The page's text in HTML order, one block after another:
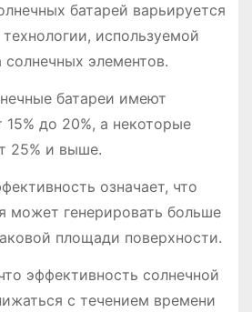
батарей варьируется
используемой
элементов.
батареи имеют
15% до 20%, а некоторые
25% и выше.
означает, что
может генерировать больше
площади поверхности.
эффективность солнечной
с течением времени